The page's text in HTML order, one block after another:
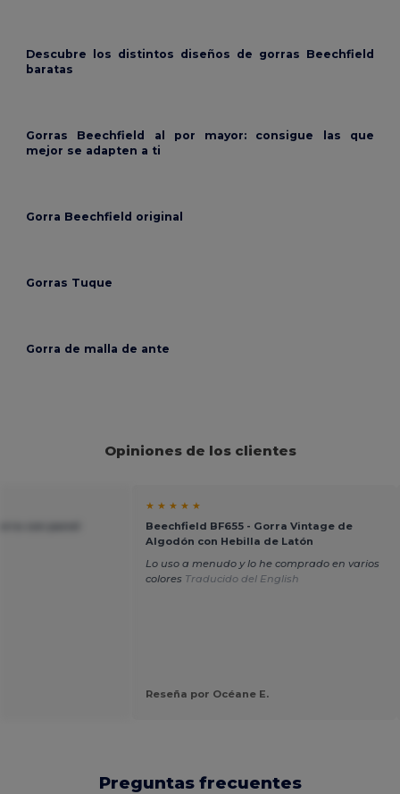
Descubre los distintos diseños de gorras Beechfield
baratas
Gorras Beechfield al por mayor: consigue las que
mejor se adapten a ti
Gorra Beechfield original
Gorras Tuque
Gorra de malla de ante
Opiniones de los clientes
★ ★ ★ ★ ★
Beechfield BF655 - Gorra Vintage de
Algodón con Hebilla de Latón
Lo uso a menudo y lo he comprado en varios
colores Traducido del English
Reseña por Océane E.
Preguntas frecuentes